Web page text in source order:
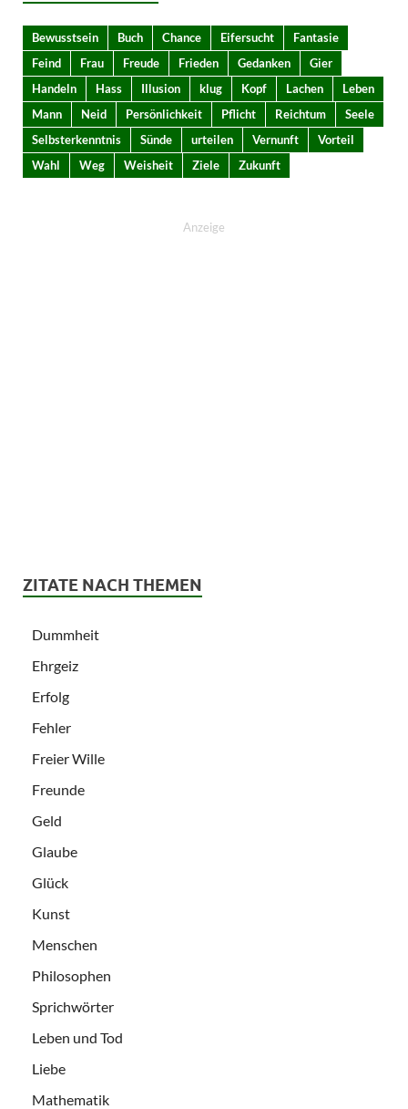
Bewusstsein Buch Chance Eifersucht
Fantasie
Feind
Frau Freude Frieden Gedanken
Gier
Handeln
Hass Illusion klug Kopf Lachen
Leben
Mann
Neid Persönlichkeit Pflicht Reichtum
Seele
Selbsterkenntnis
Sünde urteilen Vernunft
Vorteil
Wahl
Weg Weisheit Ziele Zukunft
Anzeige
ZITATE NACH THEMEN
Dummheit
Ehrgeiz
Erfolg
Fehler
Freier Wille
Freunde
Geld
Glaube
Glück
Kunst
Menschen
Philosophen
Sprichwörter
Leben und Tod
Liebe
Mathematik